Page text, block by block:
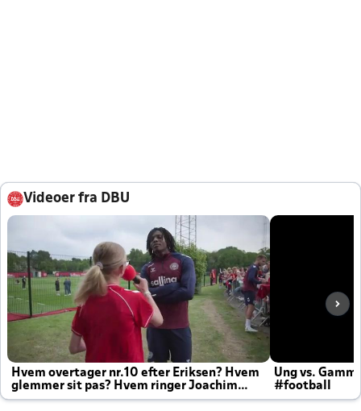
Videoer fra DBU
Hvem overtager nr.10 efter Eriksen? Hvem
glemmer sit pas? Hvem ringer Joachim
altid til efter kampe?
Ung vs.
#football